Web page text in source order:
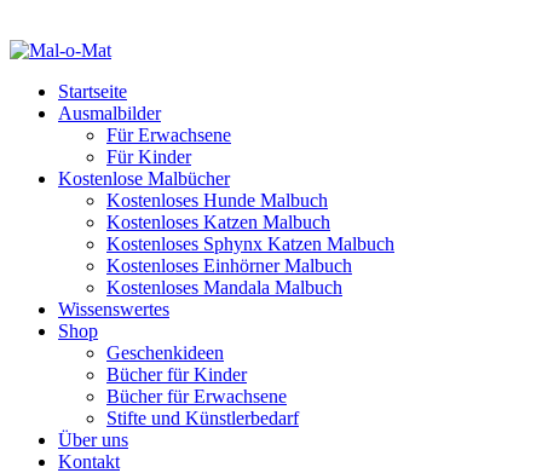
Startseite
Ausmalbilder
Für Erwachsene
Für Kinder
Kostenlose Malbücher
Kostenloses Hunde Malbuch
Kostenloses Katzen Malbuch
Kostenloses Sphynx Katzen Malbuch
Kostenloses Einhörner Malbuch
Kostenloses Mandala Malbuch
Wissenswertes
Shop
Geschenkideen
Bücher für Kinder
Bücher für Erwachsene
Stifte und Künstlerbedarf
Über uns
Kontakt